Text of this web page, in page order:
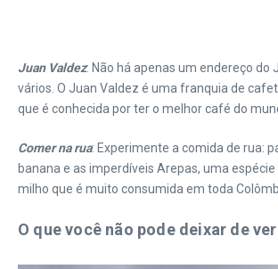
Juan Valdez: Não há apenas um endereço do
vários. O Juan Valdez é uma franquia de
que é conhecida por ter o melhor café do
Comer na rua: Experimente a comida de rua:
banana e as imperdíveis Arepas, uma
milho que é muito consumida em toda
O que você não pode deixar de